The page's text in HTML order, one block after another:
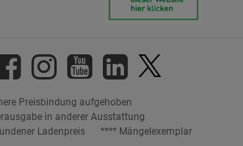
Preisbindung aufgehoben
in anderer Ausstattung
Ladenpreis
**** Mängelexemplar